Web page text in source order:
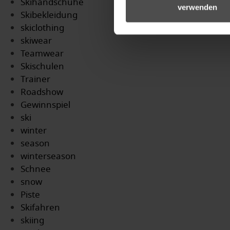
verwenden
Skibekleidung
skiclothing
skiwear
Teamwear
Skischulen
Trainer
Roadshow
Gewinnspiel
ski
winter
season
winterseason
Schnee
snow
Piste
Skifahren
skiing